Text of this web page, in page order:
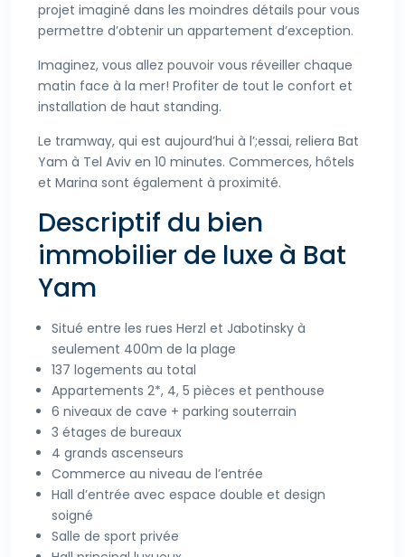
projet imaginé dans les moindres détails pour vous
permettre d’obtenir un appartement d’exception.
Imaginez, vous allez pouvoir vous réveiller chaque
matin face à la mer! Profiter de tout le confort et
installation de haut standing.
Le tramway, qui est aujourd’hui à l’;essai, reliera Bat
Yam à Tel Aviv en 10 minutes. Commerces, hôtels
et Marina sont également à proximité.
Descriptif du bien
immobilier de luxe à Bat
Yam
Situé entre les rues Herzl et Jabotinsky à
seulement 400m de la plage
137 logements au total
Appartements 2*, 4, 5 pièces et penthouse
6 niveaux de cave + parking souterrain
3 étages de bureaux
4 grands ascenseurs
Commerce au niveau de l’entrée
Hall d’entrée avec espace double et design
soigné
Salle de sport privée